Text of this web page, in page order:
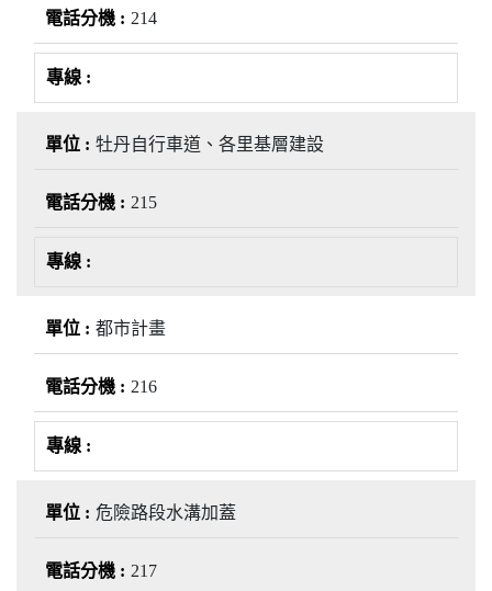
214
牡丹自行車道、各里基層建設
215
都市計畫
216
危險路段水溝加蓋
217